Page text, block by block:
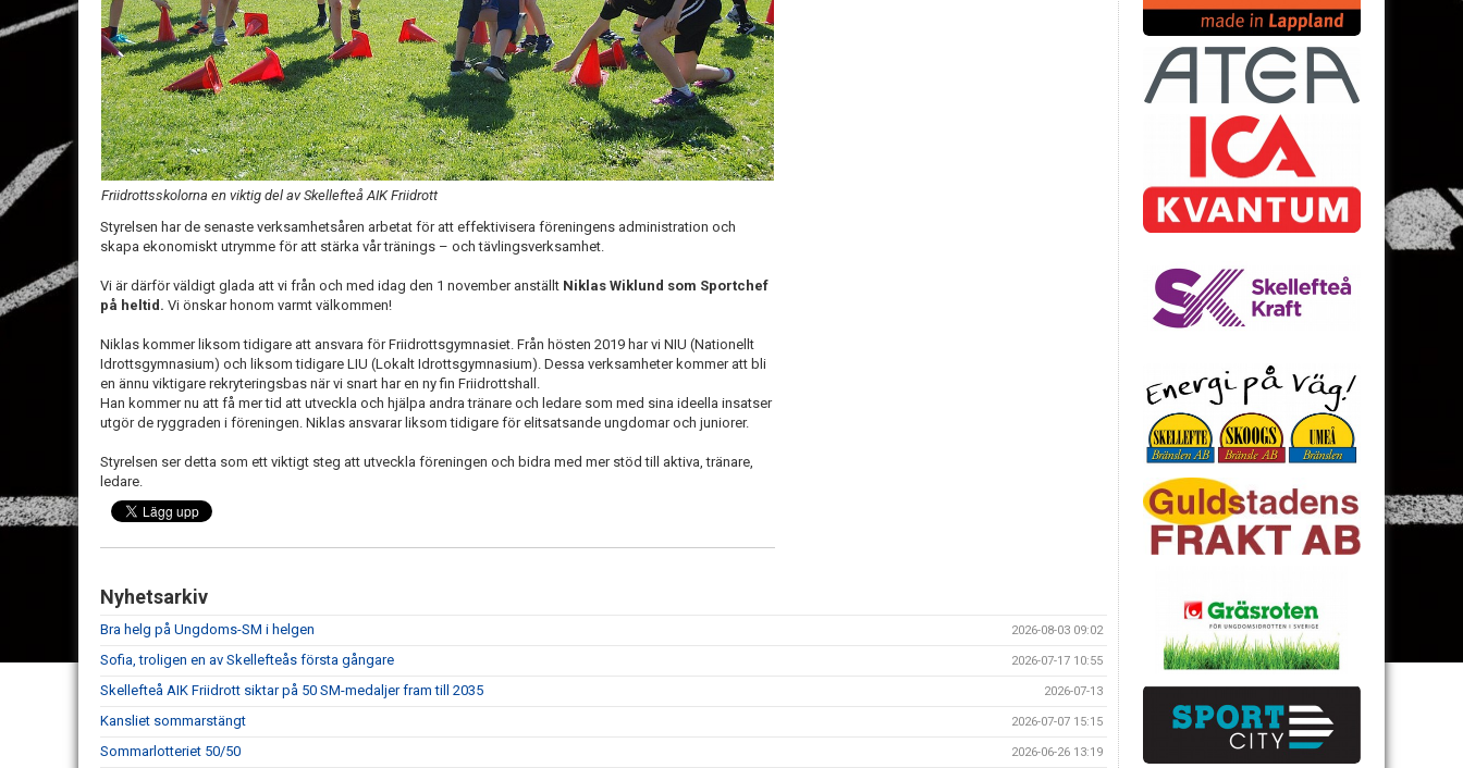
Friidrottsskolorna en viktig del av Skellefteå AIK Friidrott
Styrelsen har de senaste verksamhetsåren arbetat för att effektivisera föreningens administration och
skapa ekonomiskt utrymme för att stärka vår tränings – och tävlingsverksamhet.
Vi är därför väldigt glada att vi från och med idag den 1 november anställt Niklas Wiklund som Sportchef
på heltid. Vi önskar honom varmt välkommen!
Niklas kommer liksom tidigare att ansvara för Friidrottsgymnasiet. Från hösten 2019 har vi NIU (Nationellt
Idrottsgymnasium) och liksom tidigare LIU (Lokalt Idrottsgymnasium). Dessa verksamheter kommer att bli
en ännu viktigare rekryteringsbas när vi snart har en ny fin Friidrottshall.
Han kommer nu att få mer tid att utveckla och hjälpa andra tränare och ledare som med sina ideella insatser
utgör de ryggraden i föreningen. Niklas ansvarar liksom tidigare för elitsatsande ungdomar och juniorer.
Styrelsen ser detta som ett viktigt steg att utveckla föreningen och bidra med mer stöd till aktiva, tränare,
ledare.
Nyhetsarkiv
Bra helg på Ungdoms-SM i helgen 2026-08-03 09:02
Sofia, troligen en av Skellefteås första gångare 2026-07-17 10:55
Skellefteå AIK Friidrott siktar på 50 SM-medaljer fram till 2035 2026-07-13
Kansliet sommarstängt 2026-07-07 15:15
Sommarlotteriet 50/50 2026-06-26 13:19